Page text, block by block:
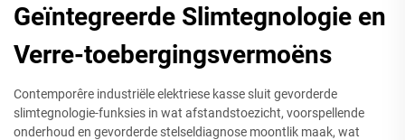
Geïntegreerde Slimtegnologie en
Verre-toebergingsvermoëns
Contemporêre industriële elektriese kasse sluit gevorderde
slimtegnologie-funksies in wat afstandstoezicht, voorspellende
onderhoud en gevorderde stelseldiagnose moontlik maak, wat